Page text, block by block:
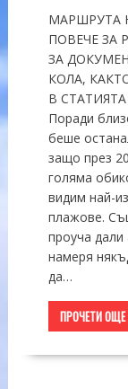
МАРШРУТА
ПОВЕЧЕ ЗА
ЗА
КОЛА,
В
Поради
беше
защо през
голяма
видим най-
плажове.
проуча
намеря
да…
ПРОЧЕТИ ОЩЕ